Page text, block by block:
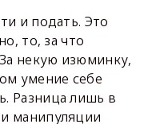
и подать. Это
то, за что
некую изюминку,
умение себе
Разница лишь в
манипуляции